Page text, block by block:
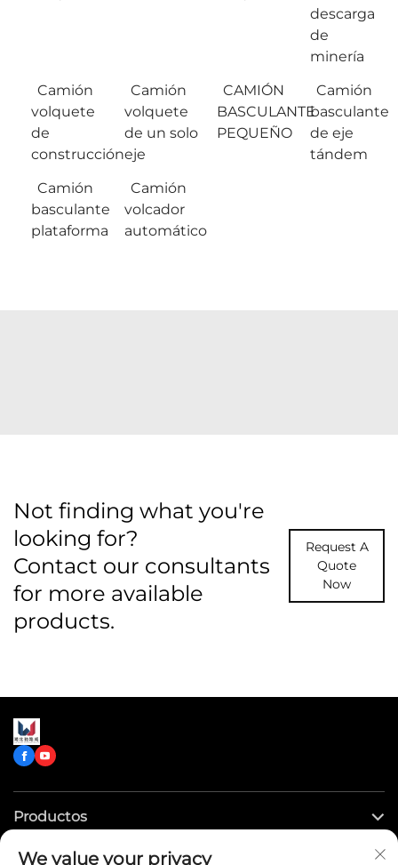
descarga
de
minería
Camión
volquete
de
construcción
Camión
volquete
de un solo
eje
CAMIÓN
BASCULANTE
PEQUEÑO
Camión
basculante
de eje
tándem
Camión
basculante
plataforma
Camión
volcador
automático
Not finding what you're
looking for?
Contact our consultants
for more available
products.
Request A
Quote
Now
Productos
We value your privacy